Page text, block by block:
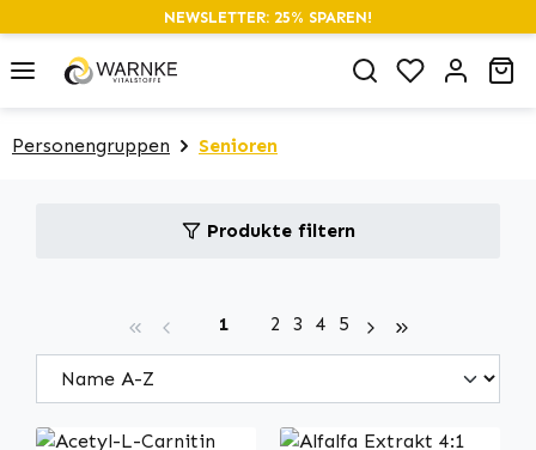
springen
NEWSLETTER: 25% SPAREN!
Du hast 0
Personengruppen Senioren
Produkte filtern
Seite
1 Seite
2 Seite
3 Seite
4 Seite
5